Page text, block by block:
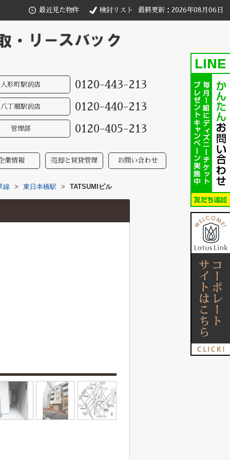
最近見た物件 検討リスト 最終更新：2026年08月06日
人形町駅前店 0120-443-213
八丁堀駅前店 0120-440-213
管理部 0120-405-213
業情報 売却と賃貸管理 お問い合わせ
線 > 東日本橋駅 > TATSUMIビル